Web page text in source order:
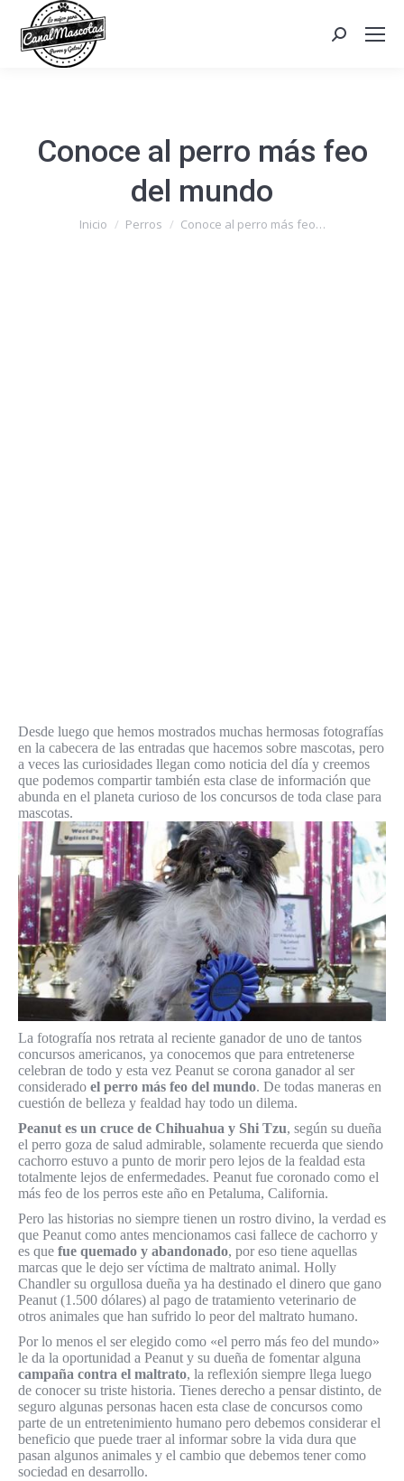
Search:
Conoce al perro más feo
del mundo
Estás aquí:
Inicio Perros Conoce al perro más feo…
Desde luego que hemos mostrados muchas hermosas fotografías
en la cabecera de las entradas que hacemos sobre mascotas, pero
a veces las curiosidades llegan como noticia del día y creemos
que podemos compartir también esta clase de información que
abunda en el planeta curioso de los concursos de toda clase para
mascotas.
La fotografía nos retrata al reciente ganador de uno de tantos
concursos americanos, ya conocemos que para entretenerse
celebran de todo y esta vez Peanut se corona ganador al ser
considerado el perro más feo del mundo. De todas maneras en
cuestión de belleza y fealdad hay todo un dilema.
Peanut es un cruce de Chihuahua y Shi Tzu, según su dueña
el perro goza de salud admirable, solamente recuerda que siendo
cachorro estuvo a punto de morir pero lejos de la fealdad esta
totalmente lejos de enfermedades. Peanut fue coronado como el
más feo de los perros este año en Petaluma, California.
Pero las historias no siempre tienen un rostro divino, la verdad es
que Peanut como antes mencionamos casi fallece de cachorro y
es que fue quemado y abandonado, por eso tiene aquellas
marcas que le dejo ser víctima de maltrato animal. Holly
Chandler su orgullosa dueña ya ha destinado el dinero que gano
Peanut (1.500 dólares) al pago de tratamiento veterinario de
otros animales que han sufrido lo peor del maltrato humano.
Por lo menos el ser elegido como «el perro más feo del mundo»
le da la oportunidad a Peanut y su dueña de fomentar alguna
campaña contra el maltrato, la reflexión siempre llega luego
de conocer su triste historia. Tienes derecho a pensar distinto, de
seguro algunas personas hacen esta clase de concursos como
parte de un entretenimiento humano pero debemos considerar el
beneficio que puede traer al informar sobre la vida dura que
pasan algunos animales y el cambio que debemos tener como
sociedad en desarrollo.